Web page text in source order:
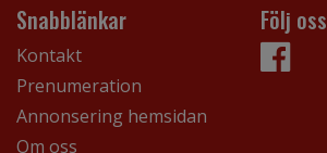
Snabblänkar
Kontakt
Prenumeration
Annonsering hemsidan
Om oss
Följ oss